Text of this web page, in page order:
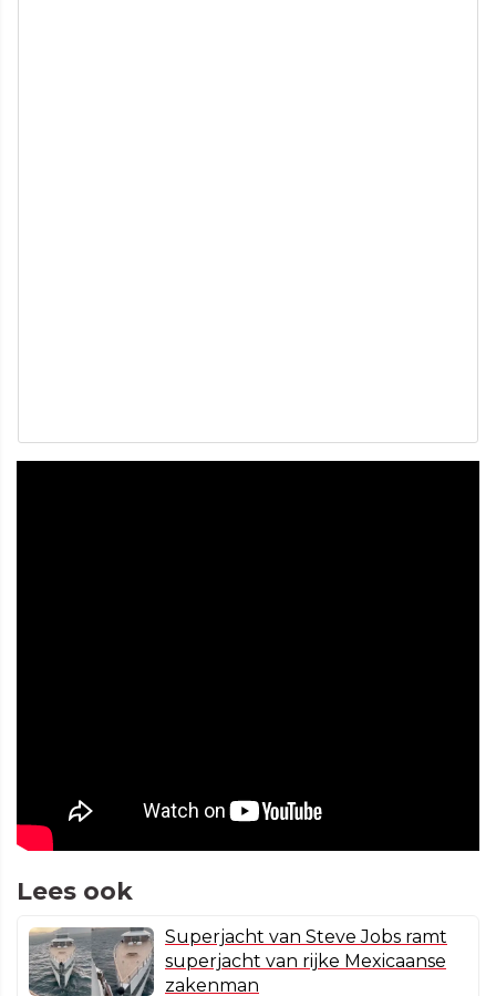
Lees ook
Superjacht van Steve Jobs ramt
superjacht van rijke Mexicaanse
zakenman